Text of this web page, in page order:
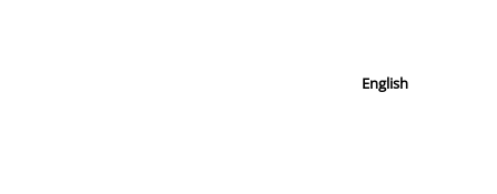
English